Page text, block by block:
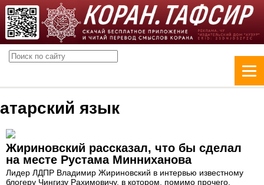
атарский язык
Жириновский рассказал, что бы сделал
на месте Рустама Минниханова
Лидер ЛДПР Владимир Жириновский в интервью известному
блогеру Чингизу Рахимовичу, в котором, помимо прочего,